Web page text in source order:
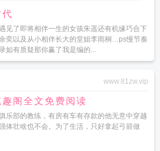
见了即将相伴一生的女孩朱遥还有机缘巧合下
奕以及从小相伴长大的堂姐李雨桐…ps慢节奏
如有质疑那你赢了我是编的...
www.81zw.vip
阁全文免费阅读
乐部的教练，有房有车有存款的他无意中穿越
体壮啥也不会。为了生活，只好拿起弓箭做